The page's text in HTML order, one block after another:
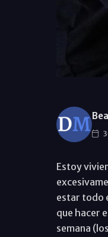
Estoy
estar todo
que hacer
semana